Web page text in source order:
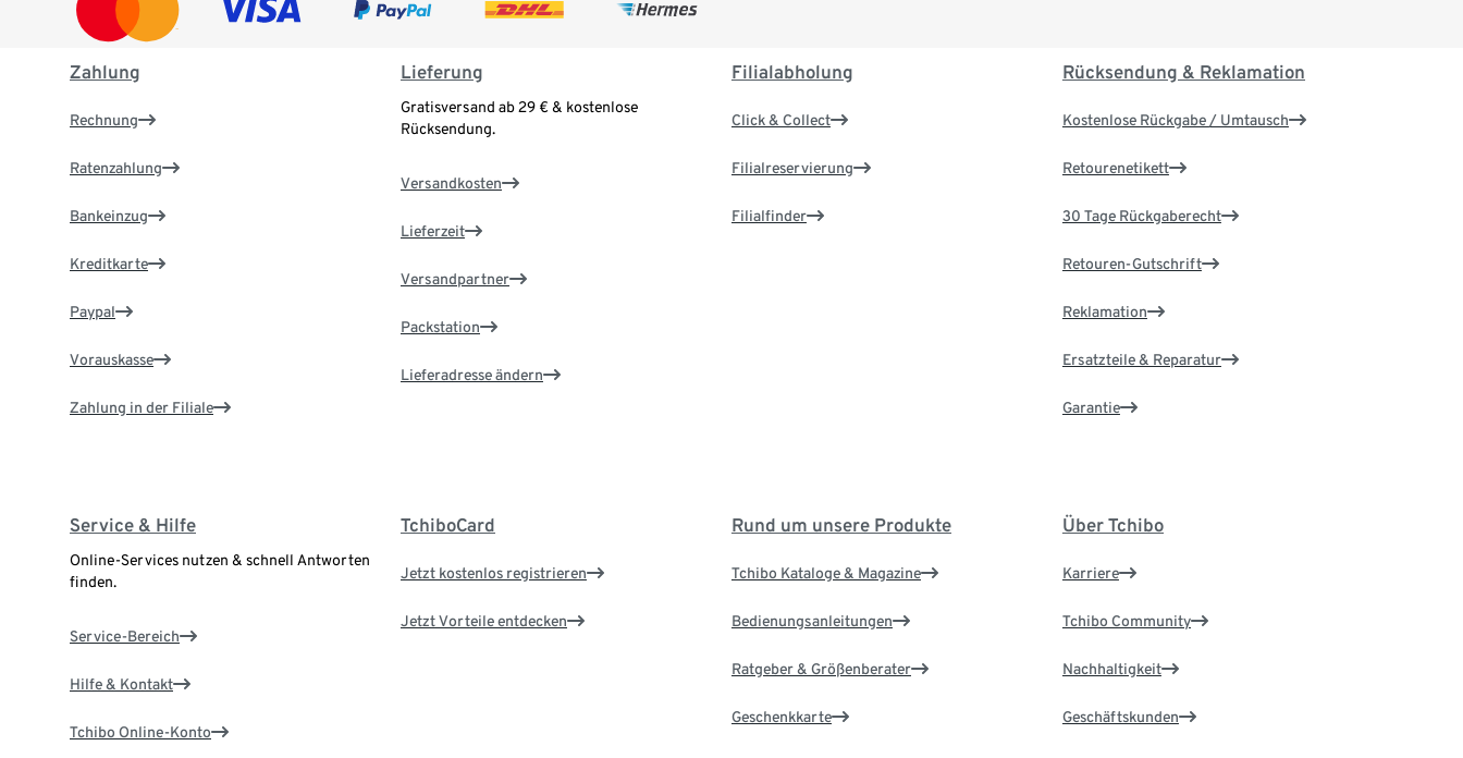
Zahlung
Rechnung
Ratenzahlung
Bankeinzug
Kreditkarte
Paypal
Vorauskasse
Zahlung in der Filiale
Lieferung
Gratisversand ab 29 € & kostenlose
Rücksendung.
Versandkosten
Lieferzeit
Versandpartner
Packstation
Lieferadresse ändern
Filialabholung
Click & Collect
Filialreservierung
Filialfinder
Rücksendung & Reklamation
Kostenlose Rückgabe / Umtausch
Retourenetikett
30 Tage Rückgaberecht
Retouren-Gutschrift
Reklamation
Ersatzteile & Reparatur
Garantie
Service & Hilfe
Online-Services nutzen & schnell Antworten
finden.
Service-Bereich
Hilfe & Kontakt
Tchibo Online-Konto
TchiboCard
Jetzt kostenlos registrieren
Jetzt Vorteile entdecken
Rund um unsere Produkte
Tchibo Kataloge & Magazine
Bedienungsanleitungen
Ratgeber & Größenberater
Geschenkkarte
Über Tchibo
Karriere
Tchibo Community
Nachhaltigkeit
Geschäftskunden